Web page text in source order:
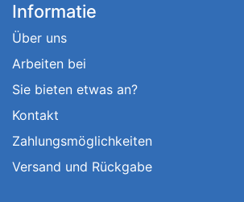
Informatie
Über uns
Arbeiten bei
Sie bieten etwas an?
Kontakt
Zahlungsmöglichkeiten
Versand und Rückgabe